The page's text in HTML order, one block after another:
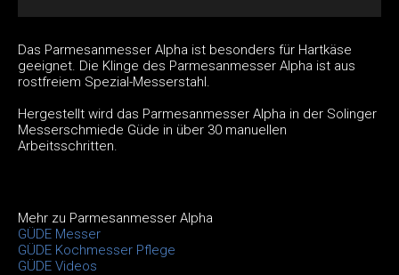
Das Parmesanmesser Alpha ist besonders für Hartkäse
geeignet. Die Klinge des Parmesanmesser Alpha ist aus
rostfreiem Spezial-Messerstahl.
Hergestellt wird das Parmesanmesser Alpha in der Solinger
Messerschmiede Güde in über 30 manuellen
Arbeitsschritten.
Mehr zu Parmesanmesser Alpha
GÜDE Messer
GÜDE Kochmesser Pflege
GÜDE Videos